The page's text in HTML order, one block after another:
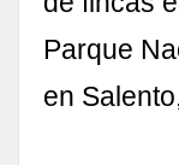
Parque
en